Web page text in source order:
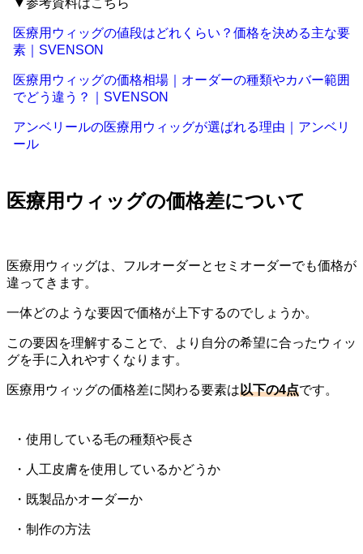
医療用ウィッグの値段はどれくらい？価格を決める主な要
素｜SVENSON
医療用ウィッグの価格相場｜オーダーの種類やカバー範囲
でどう違う？｜SVENSON
アンベリールの医療用ウィッグが選ばれる理由｜アンベリ
ール
医療用ウィッグの価格差について
医療用ウィッグは、フルオーダーとセミオーダーでも価格が
違ってきます。
一体どのような要因で価格が上下するのでしょうか。
この要因を理解することで、より自分の希望に合ったウィッ
グを手に入れやすくなります。
医療用ウィッグの価格差に関わる要素は以下の4点です。
・使用している毛の種類や長さ
・人工皮膚を使用しているかどうか
・既製品かオーダーか
・制作の方法